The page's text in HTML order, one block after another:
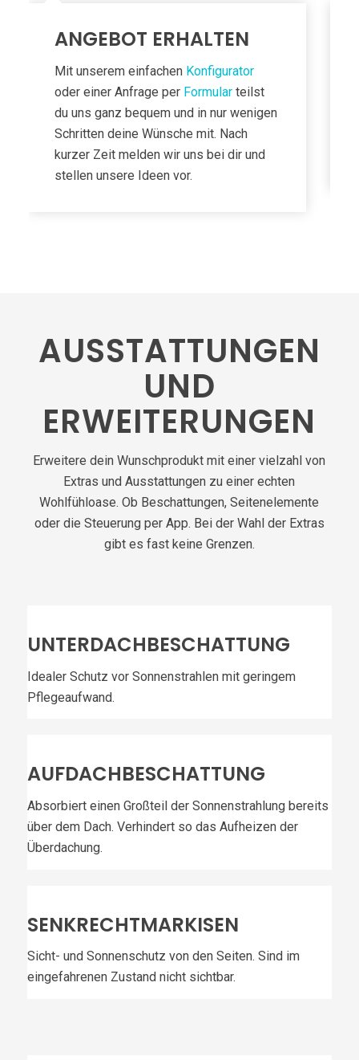
ANGEBOT ERHALTEN
Mit unserem einfachen Konfigurator
oder einer Anfrage per Formularteilst
du uns ganz bequem und in nur wenigen
Schritten deine Wünsche mit. Nach
kurzer Zeit melden wir uns bei dir und
stellen unsere Ideen vor.
AUSSTATTUNGEN
UND
ERWEITERUNGEN
Erweitere dein Wunschprodukt mit einer vielzahl von
Extras und Ausstattungen zu einer echten
Wohlfühloase. Ob Beschattungen, Seitenelemente
oder die Steuerung per App. Bei der Wahl der Extras
gibt es fast keine Grenzen.
UNTERDACHBESCHATTUNG
Idealer Schutz vor Sonnenstrahlen mit geringem
Pflegeaufwand.
AUFDACHBESCHATTUNG
Absorbiert einen Großteil der Sonnenstrahlung bereits
über dem Dach. Verhindert so das Aufheizen der
Überdachung.
SENKRECHTMARKISEN
Sicht- und Sonnenschutz von den Seiten. Sind im
eingefahrenen Zustand nicht sichtbar.